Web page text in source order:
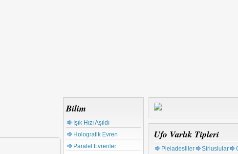
Bilim
Işık Hızı Aşıldı
Holografik Evren
Paralel Evrenler
Ufo Varlık Tipleri
Pleiadesliler Siriuslular